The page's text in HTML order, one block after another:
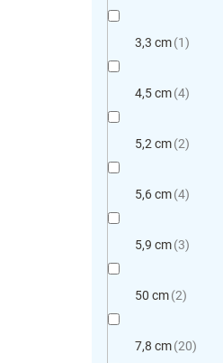
3,3 cm 1
4,5 cm 4
5,2 cm 2
5,6 cm 4
5,9 cm 3
50 cm 2
7,8 cm 20